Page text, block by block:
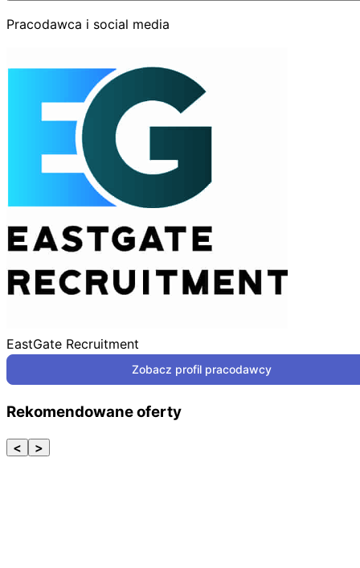
Pracodawca i social media
EastGate Recruitment
Zobacz profil pracodawcy
Rekomendowane oferty
< >